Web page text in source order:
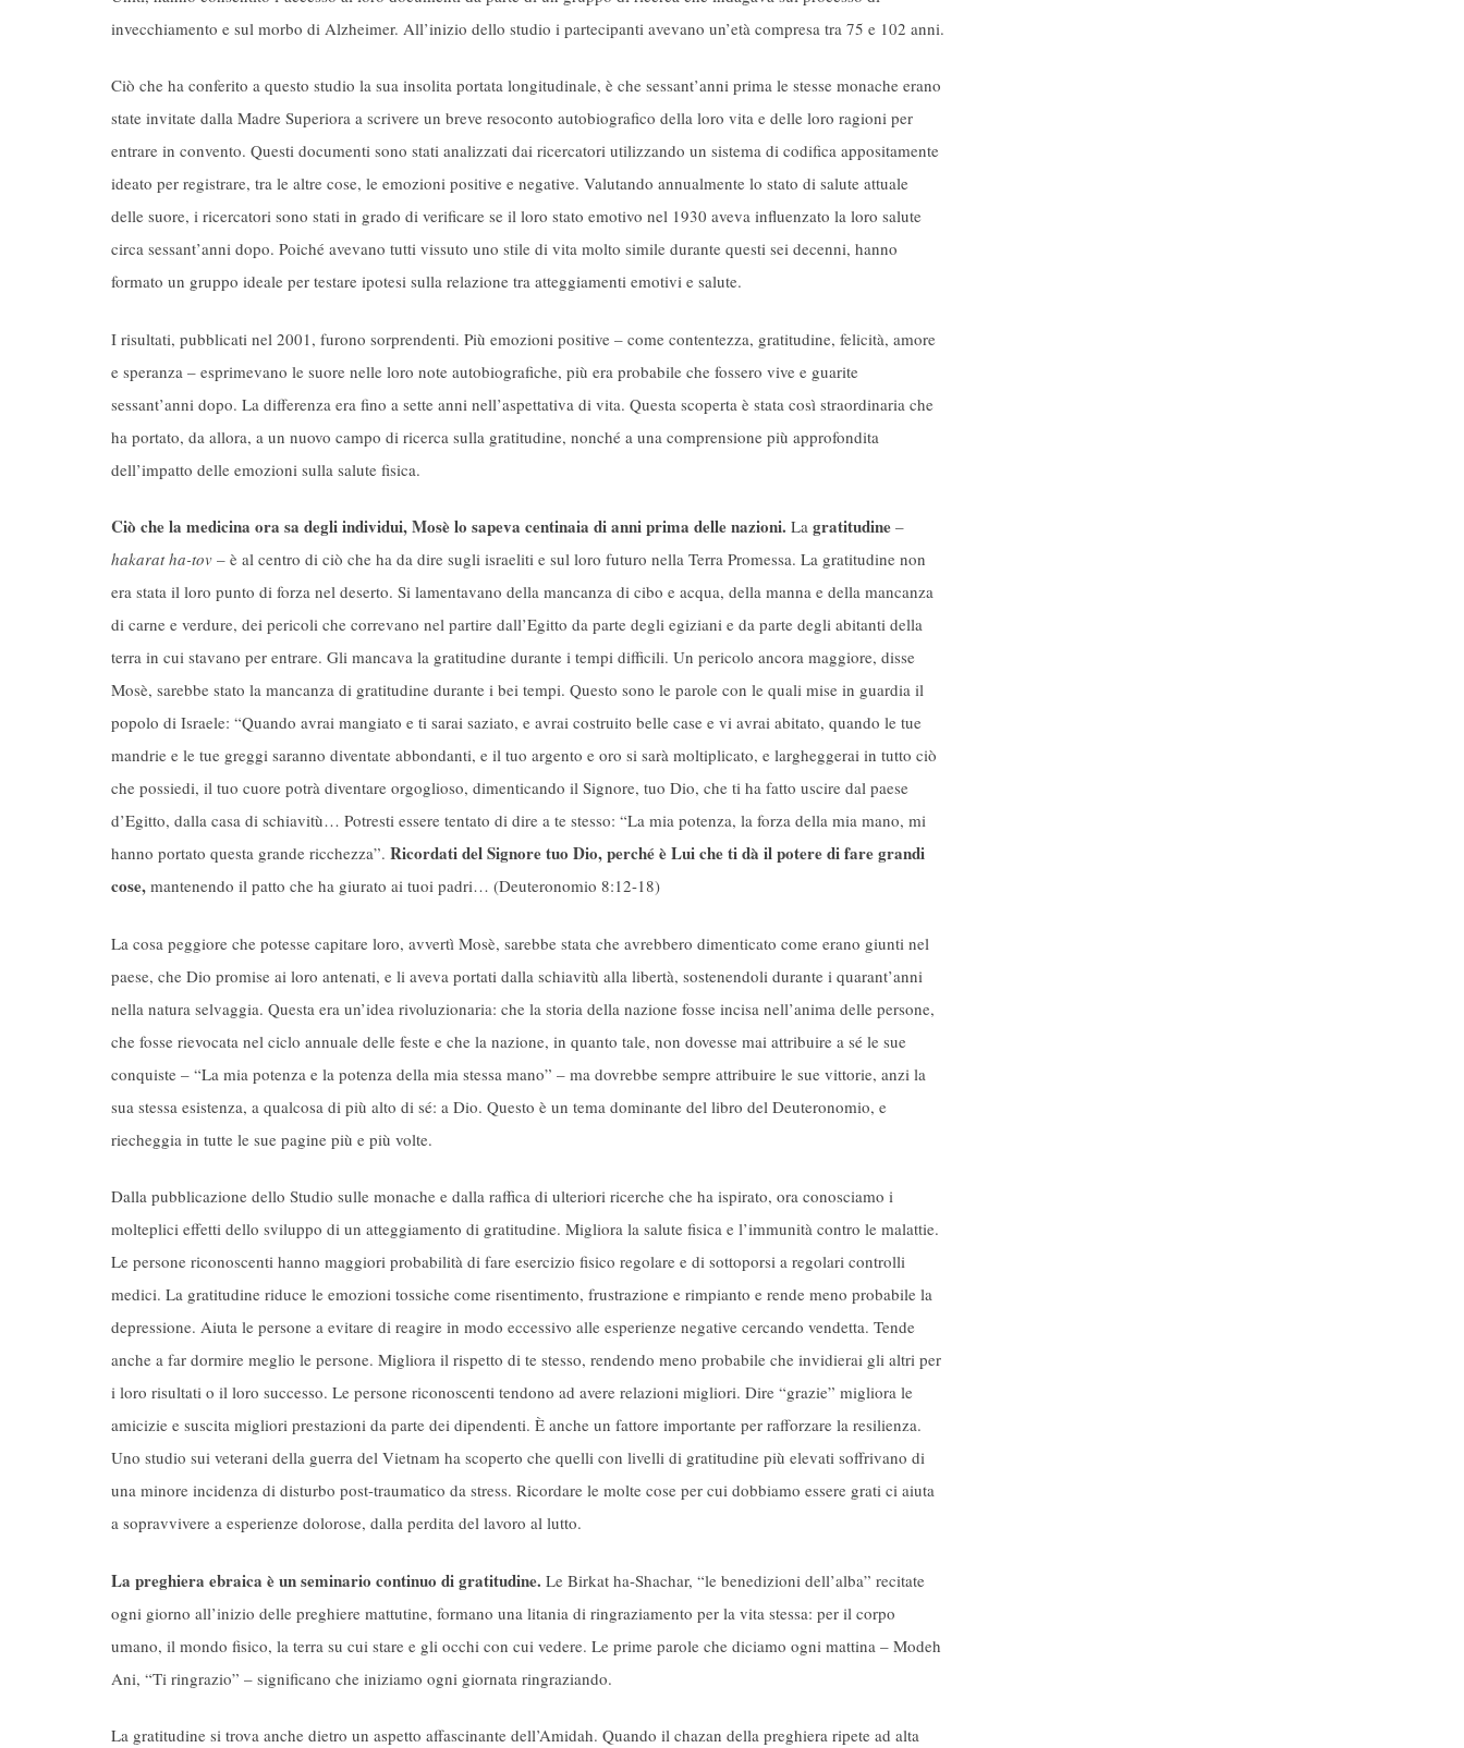
invecchiamento e sul morbo di Alzheimer. All’inizio dello studio i partecipanti avevano un’età compresa tra 75 e 102 anni.
Ciò che ha conferito a questo studio la sua insolita portata longitudinale, è che sessant’anni prima le stesse monache erano
state invitate dalla Madre Superiora a scrivere un breve resoconto autobiografico della loro vita e delle loro ragioni per
entrare in convento. Questi documenti sono stati analizzati dai ricercatori utilizzando un sistema di codifica appositamente
ideato per registrare, tra le altre cose, le emozioni positive e negative. Valutando annualmente lo stato di salute attuale
delle suore, i ricercatori sono stati in grado di verificare se il loro stato emotivo nel 1930 aveva influenzato la loro salute
circa sessant’anni dopo. Poiché avevano tutti vissuto uno stile di vita molto simile durante questi sei decenni, hanno
formato un gruppo ideale per testare ipotesi sulla relazione tra atteggiamenti emotivi e salute.
I risultati, pubblicati nel 2001, furono sorprendenti. Più emozioni positive – come contentezza, gratitudine, felicità, amore
e speranza – esprimevano le suore nelle loro note autobiografiche, più era probabile che fossero vive e guarite
sessant’anni dopo. La differenza era fino a sette anni nell’aspettativa di vita. Questa scoperta è stata così straordinaria che
ha portato, da allora, a un nuovo campo di ricerca sulla gratitudine, nonché a una comprensione più approfondita
dell’impatto delle emozioni sulla salute fisica.
Ciò che la medicina ora sa degli individui, Mosè lo sapeva centinaia di anni prima delle nazioni. La gratitudine –
hakarat ha-tov – è al centro di ciò che ha da dire sugli israeliti e sul loro futuro nella Terra Promessa. La gratitudine non
era stata il loro punto di forza nel deserto. Si lamentavano della mancanza di cibo e acqua, della manna e della mancanza
di carne e verdure, dei pericoli che correvano nel partire dall’Egitto da parte degli egiziani e da parte degli abitanti della
terra in cui stavano per entrare. Gli mancava la gratitudine durante i tempi difficili. Un pericolo ancora maggiore, disse
Mosè, sarebbe stato la mancanza di gratitudine durante i bei tempi. Questo sono le parole con le quali mise in guardia il
popolo di Israele: “Quando avrai mangiato e ti sarai saziato, e avrai costruito belle case e vi avrai abitato, quando le tue
mandrie e le tue greggi saranno diventate abbondanti, e il tuo argento e oro si sarà moltiplicato, e largheggerai in tutto ciò
che possiedi, il tuo cuore potrà diventare orgoglioso, dimenticando il Signore, tuo Dio, che ti ha fatto uscire dal paese
d’Egitto, dalla casa di schiavitù… Potresti essere tentato di dire a te stesso: “La mia potenza, la forza della mia mano, mi
hanno portato questa grande ricchezza”. Ricordati del Signore tuo Dio, perché è Lui che ti dà il potere di fare grandi
cose, mantenendo il patto che ha giurato ai tuoi padri… (Deuteronomio 8:12-18)
La cosa peggiore che potesse capitare loro, avvertì Mosè, sarebbe stata che avrebbero dimenticato come erano giunti nel
paese, che Dio promise ai loro antenati, e li aveva portati dalla schiavitù alla libertà, sostenendoli durante i quarant’anni
nella natura selvaggia. Questa era un’idea rivoluzionaria: che la storia della nazione fosse incisa nell’anima delle persone,
che fosse rievocata nel ciclo annuale delle feste e che la nazione, in quanto tale, non dovesse mai attribuire a sé le sue
conquiste – “La mia potenza e la potenza della mia stessa mano” – ma dovrebbe sempre attribuire le sue vittorie, anzi la
sua stessa esistenza, a qualcosa di più alto di sé: a Dio. Questo è un tema dominante del libro del Deuteronomio, e
riecheggia in tutte le sue pagine più e più volte.
Dalla pubblicazione dello Studio sulle monache e dalla raffica di ulteriori ricerche che ha ispirato, ora conosciamo i
molteplici effetti dello sviluppo di un atteggiamento di gratitudine. Migliora la salute fisica e l’immunità contro le malattie.
Le persone riconoscenti hanno maggiori probabilità di fare esercizio fisico regolare e di sottoporsi a regolari controlli
medici. La gratitudine riduce le emozioni tossiche come risentimento, frustrazione e rimpianto e rende meno probabile la
depressione. Aiuta le persone a evitare di reagire in modo eccessivo alle esperienze negative cercando vendetta. Tende
anche a far dormire meglio le persone. Migliora il rispetto di te stesso, rendendo meno probabile che invidierai gli altri per
i loro risultati o il loro successo. Le persone riconoscenti tendono ad avere relazioni migliori. Dire “grazie” migliora le
amicizie e suscita migliori prestazioni da parte dei dipendenti. È anche un fattore importante per rafforzare la resilienza.
Uno studio sui veterani della guerra del Vietnam ha scoperto che quelli con livelli di gratitudine più elevati soffrivano di
una minore incidenza di disturbo post-traumatico da stress. Ricordare le molte cose per cui dobbiamo essere grati ci aiuta
a sopravvivere a esperienze dolorose, dalla perdita del lavoro al lutto.
La preghiera ebraica è un seminario continuo di gratitudine. Le Birkat ha-Shachar, “le benedizioni dell’alba” recitate
ogni giorno all’inizio delle preghiere mattutine, formano una litania di ringraziamento per la vita stessa: per il corpo
umano, il mondo fisico, la terra su cui stare e gli occhi con cui vedere. Le prime parole che diciamo ogni mattina – Modeh
Ani, “Ti ringrazio” – significano che iniziamo ogni giornata ringraziando.
La gratitudine si trova anche dietro un aspetto affascinante dell’Amidah. Quando il chazan della preghiera ripete ad alta